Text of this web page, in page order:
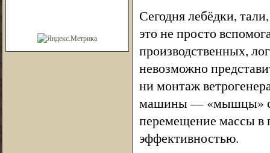
Сегодня лебёдки,
это не просто
производственных,
невозможно
ни монтаж
машины — «мышцы»
перемещение массы в
эффективностью.